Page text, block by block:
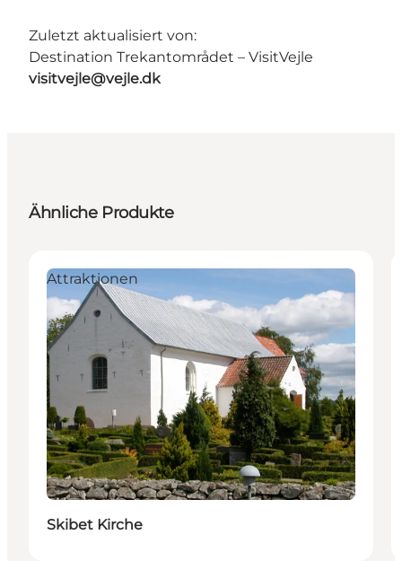
Zuletzt aktualisiert von:
Destination Trekantområdet – VisitVejle
visitvejle@vejle.dk
Ähnliche Produkte
Attraktionen
Skibet Kirche